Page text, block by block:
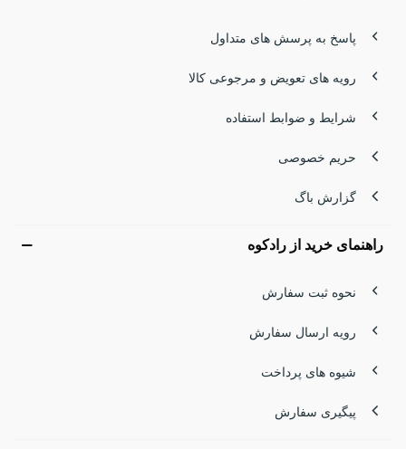
پاسخ به پرسش های متداول
رویه های تعویض و مرجوعی کالا
شرایط و ضوابط استفاده
حریم خصوصی
گزارش باگ
راهنمای خرید از رادکوه
نحوه ثبت سفارش
رویه ارسال سفارش
شیوه های پرداخت
پیگیری سفارش